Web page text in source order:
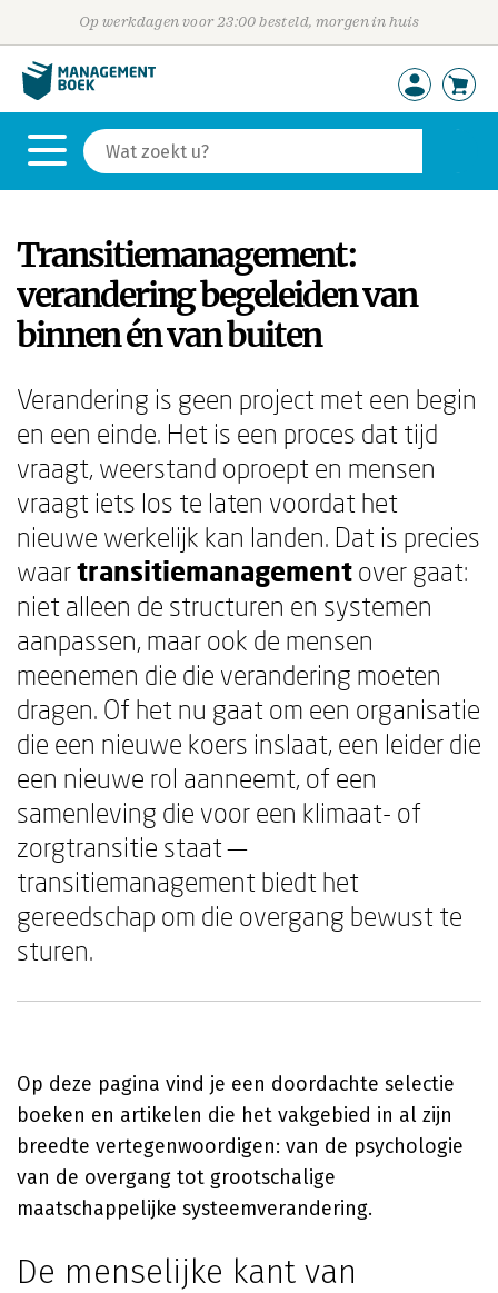
Op werkdagen voor 23:00 besteld, morgen in huis
Transitiemanagement:
verandering begeleiden van
binnen én van buiten
Verandering is geen project met een begin
en een einde. Het is een proces dat tijd
vraagt, weerstand oproept en mensen
vraagt iets los te laten voordat het
nieuwe werkelijk kan landen. Dat is precies
waartransitiemanagement over gaat:
niet alleen de structuren en systemen
aanpassen, maar ook de mensen
meenemen die die verandering moeten
dragen. Of het nu gaat om een organisatie
die een nieuwe koers inslaat, een leider die
een nieuwe rol aanneemt, of een
samenleving die voor een klimaat- of
zorgtransitie staat —
transitiemanagement biedt het
gereedschap om die overgang bewust te
sturen.
Op deze pagina vind je een doordachte selectie
boeken en artikelen die het vakgebied in al zijn
breedte vertegenwoordigen: van de psychologie
van de overgang tot grootschalige
maatschappelijke systeemverandering.
De menselijke kant van